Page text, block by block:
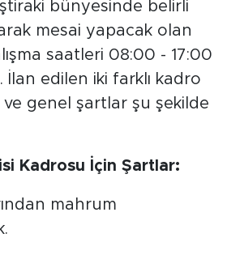
bünyesinde belirli
mesai yapacak olan
saatleri 08:00 - 17:00
edilen iki farklı kadro
genel şartlar şu şekilde
Kadrosu İçin Şartlar:
mahrum